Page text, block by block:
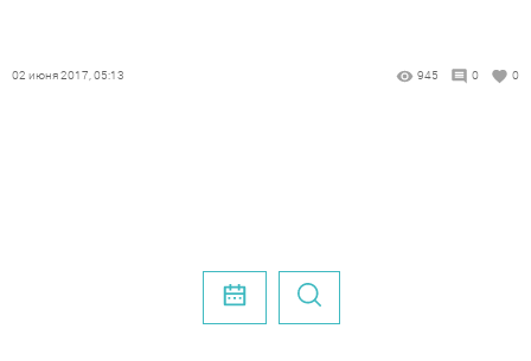
02 июня 2017, 05:13 945 0 0